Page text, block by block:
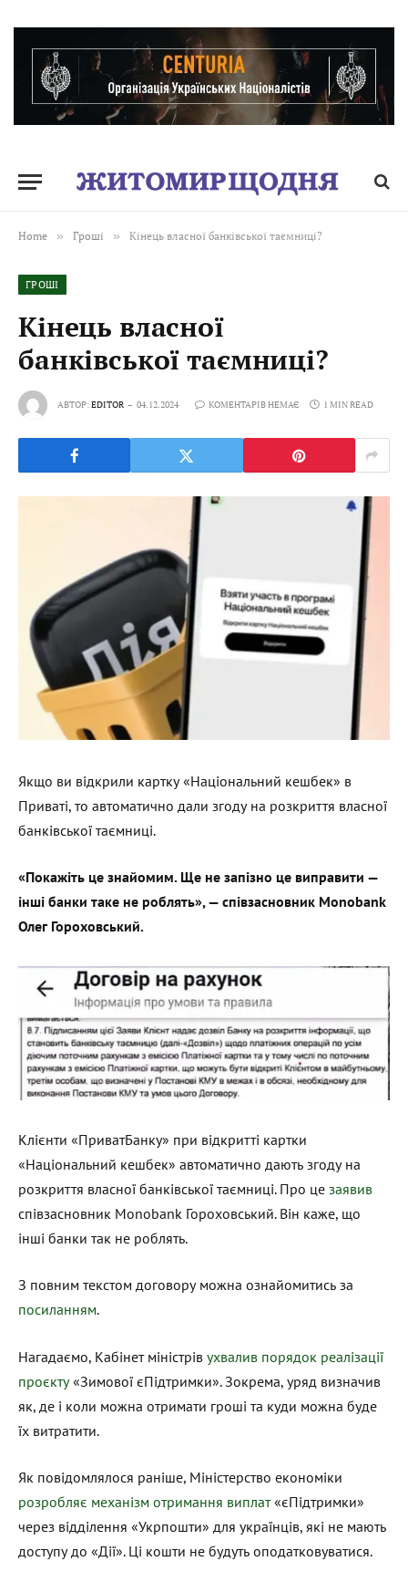
Home » Гроші » Кінець власної банківської таємниці?
ГРОШІ
Кінець власної
банківської таємниці?
АВТОР:EDITOR 04.12.2024 КОМЕНТАРІВ НЕМАЄ 1 MIN READ
Якщо ви відкрили картку «Національний кешбек» в
Приваті, то автоматично дали згоду на розкриття власної
банківської таємниці.
«Покажіть це знайомим. Ще не запізно це виправити —
інші банки таке не роблять», — співзасновник Monobank
Олег Гороховський.
Клієнти «ПриватБанку» при відкритті картки
«Національний кешбек» автоматично дають згоду на
розкриття власної банківської таємниці. Про це заявив
співзасновник Monobank Гороховський. Він каже, що
інші банки так не роблять.
З повним текстом договору можна ознайомитись за
посиланням.
Нагадаємо, Кабінет міністрів ухвалив порядок реалізації
проєкту«Зимової єПідтримки». Зокрема, уряд визначив
як, де і коли можна отримати гроші та куди можна буде
їх витратити.
Як повідомлялося раніше, Міністерство економіки
розробляє механізм отримання виплат«єПідтримки»
через відділення «Укрпошти» для українців, які не мають
доступу до «Дії». Ці кошти не будуть оподатковуватися.